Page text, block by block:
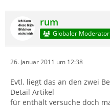
rum
Globaler Moderator
26. Januar 2011 um 12:38
Evtl. liegt das an den zwei
Detail Artikel
für enthält versuche doch